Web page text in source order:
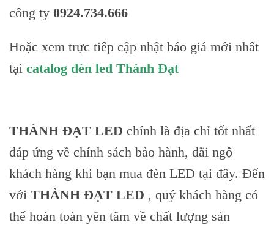
công ty 0924.734.666
Hoặc xem trực tiếp cập nhật báo giá mới nhất
tại catalog đèn led Thành Đạt
THÀNH ĐẠT LED chính là địa chỉ tốt nhất
đáp ứng về chính sách bảo hành, đãi ngộ
khách hàng khi bạn mua đèn LED tại đây. Đến
với THÀNH ĐẠT LED , quý khách hàng có
thể hoàn toàn yên tâm về chất lượng sản